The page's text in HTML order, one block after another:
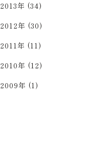
2013年 (34)
2012年 (30)
2011年 (11)
2010年 (12)
2009年 (1)